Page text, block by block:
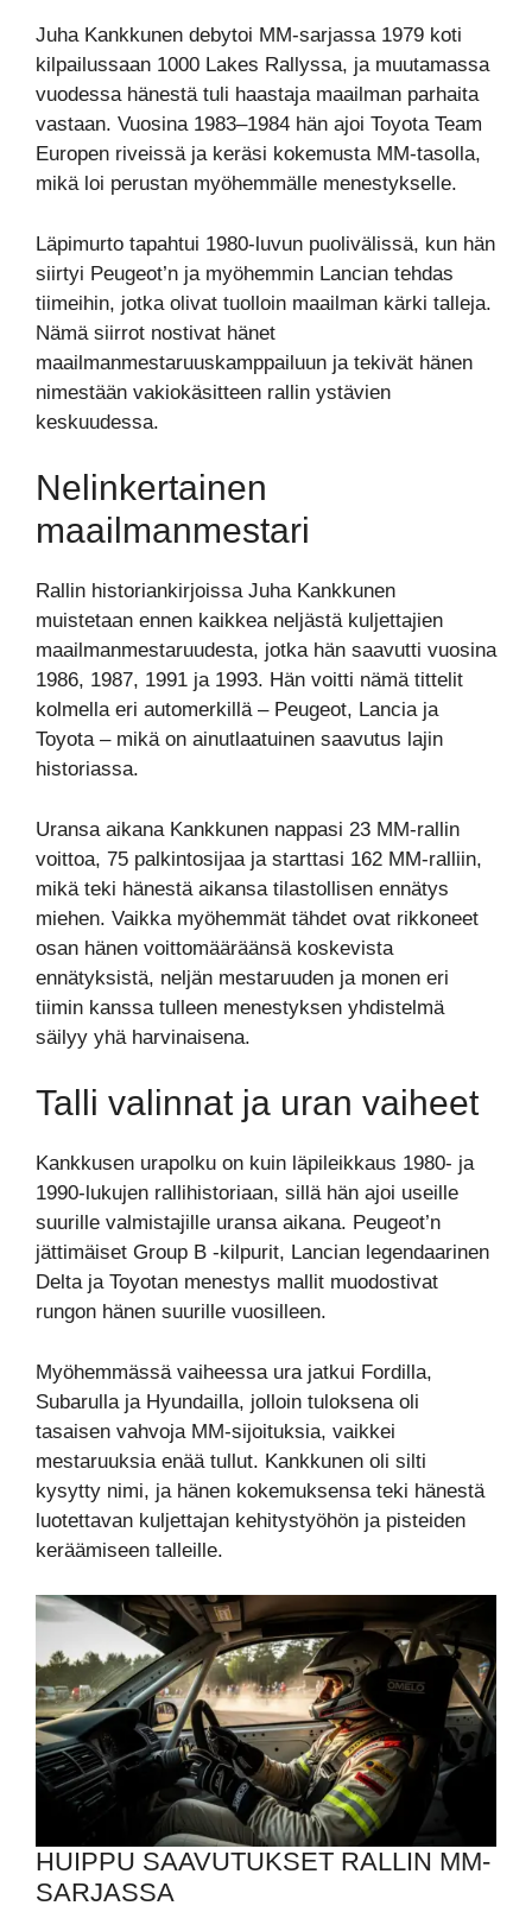
Juha Kankkunen debytoi MM-sarjassa 1979 koti
kilpailussaan 1000 Lakes Rallyssa, ja muutamassa
vuodessa hänestä tuli haastaja maailman parhaita
vastaan. Vuosina 1983–1984 hän ajoi Toyota Team
Europen riveissä ja keräsi kokemusta MM-tasolla,
mikä loi perustan myöhemmälle menestykselle.
Läpimurto tapahtui 1980-luvun puolivälissä, kun hän
siirtyi Peugeot’n ja myöhemmin Lancian tehdas
tiimeihin, jotka olivat tuolloin maailman kärki talleja.
Nämä siirrot nostivat hänet
maailmanmestaruuskamppailuun ja tekivät hänen
nimestään vakiokäsitteen rallin ystävien
keskuudessa.
Nelinkertainen
maailmanmestari
Rallin historiankirjoissa Juha Kankkunen
muistetaan ennen kaikkea neljästä kuljettajien
maailmanmestaruudesta, jotka hän saavutti vuosina
1986, 1987, 1991 ja 1993. Hän voitti nämä tittelit
kolmella eri automerkillä – Peugeot, Lancia ja
Toyota – mikä on ainutlaatuinen saavutus lajin
historiassa.
Uransa aikana Kankkunen nappasi 23 MM-rallin
voittoa, 75 palkintosijaa ja starttasi 162 MM-ralliin,
mikä teki hänestä aikansa tilastollisen ennätys
miehen. Vaikka myöhemmät tähdet ovat rikkoneet
osan hänen voittomääräänsä koskevista
ennätyksistä, neljän mestaruuden ja monen eri
tiimin kanssa tulleen menestyksen yhdistelmä
säilyy yhä harvinaisena.
Talli valinnat ja uran vaiheet
Kankkusen urapolku on kuin läpileikkaus 1980- ja
1990-lukujen rallihistoriaan, sillä hän ajoi useille
suurille valmistajille uransa aikana. Peugeot’n
jättimäiset Group B -kilpurit, Lancian legendaarinen
Delta ja Toyotan menestys mallit muodostivat
rungon hänen suurille vuosilleen.
Myöhemmässä vaiheessa ura jatkui Fordilla,
Subarulla ja Hyundailla, jolloin tuloksena oli
tasaisen vahvoja MM-sijoituksia, vaikkei
mestaruuksia enää tullut. Kankkunen oli silti
kysytty nimi, ja hänen kokemuksensa teki hänestä
luotettavan kuljettajan kehitystyöhön ja pisteiden
keräämiseen talleille.
HUIPPU SAAVUTUKSET RALLIN MM-
SARJASSA